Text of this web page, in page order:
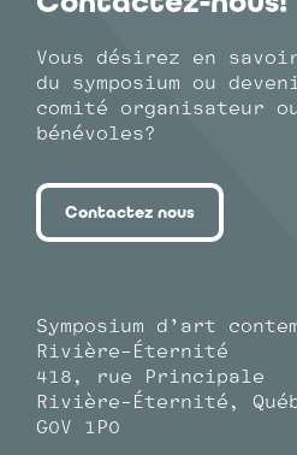
Vous désirez en
du symposium ou
comité organisateur
bénévoles?
Contactez nous
Symposium d’art
Rivière-Éternité
418, rue Principale
Rivière-Éternité,
G0V 1P0